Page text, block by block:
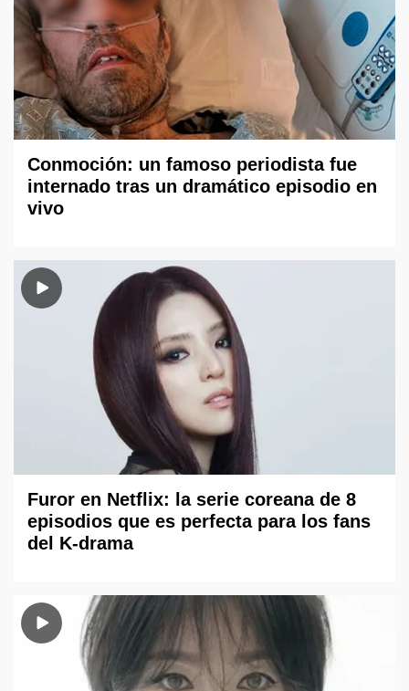
Conmoción: un famoso periodista fue
internado tras un dramático episodio en
vivo
Furor en Netflix: la serie coreana de 8
episodios que es perfecta para los fans
del K-drama